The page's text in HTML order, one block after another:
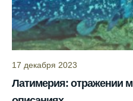
помогает
месяцы.
Инструкция по
выбирать
17 декабря 2023
Латимерия: отражении